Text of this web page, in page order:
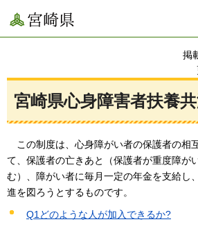
宮崎県
掲
宮崎県心身障害者扶養
この制度は 、心身障がい者の保護者の相
て、保護者の亡きあと（保護者が重度障が
む）、障がい者に毎月一定の年金を支給し
進を図ろうとするものです。
Q1どのような人が加入できるか?